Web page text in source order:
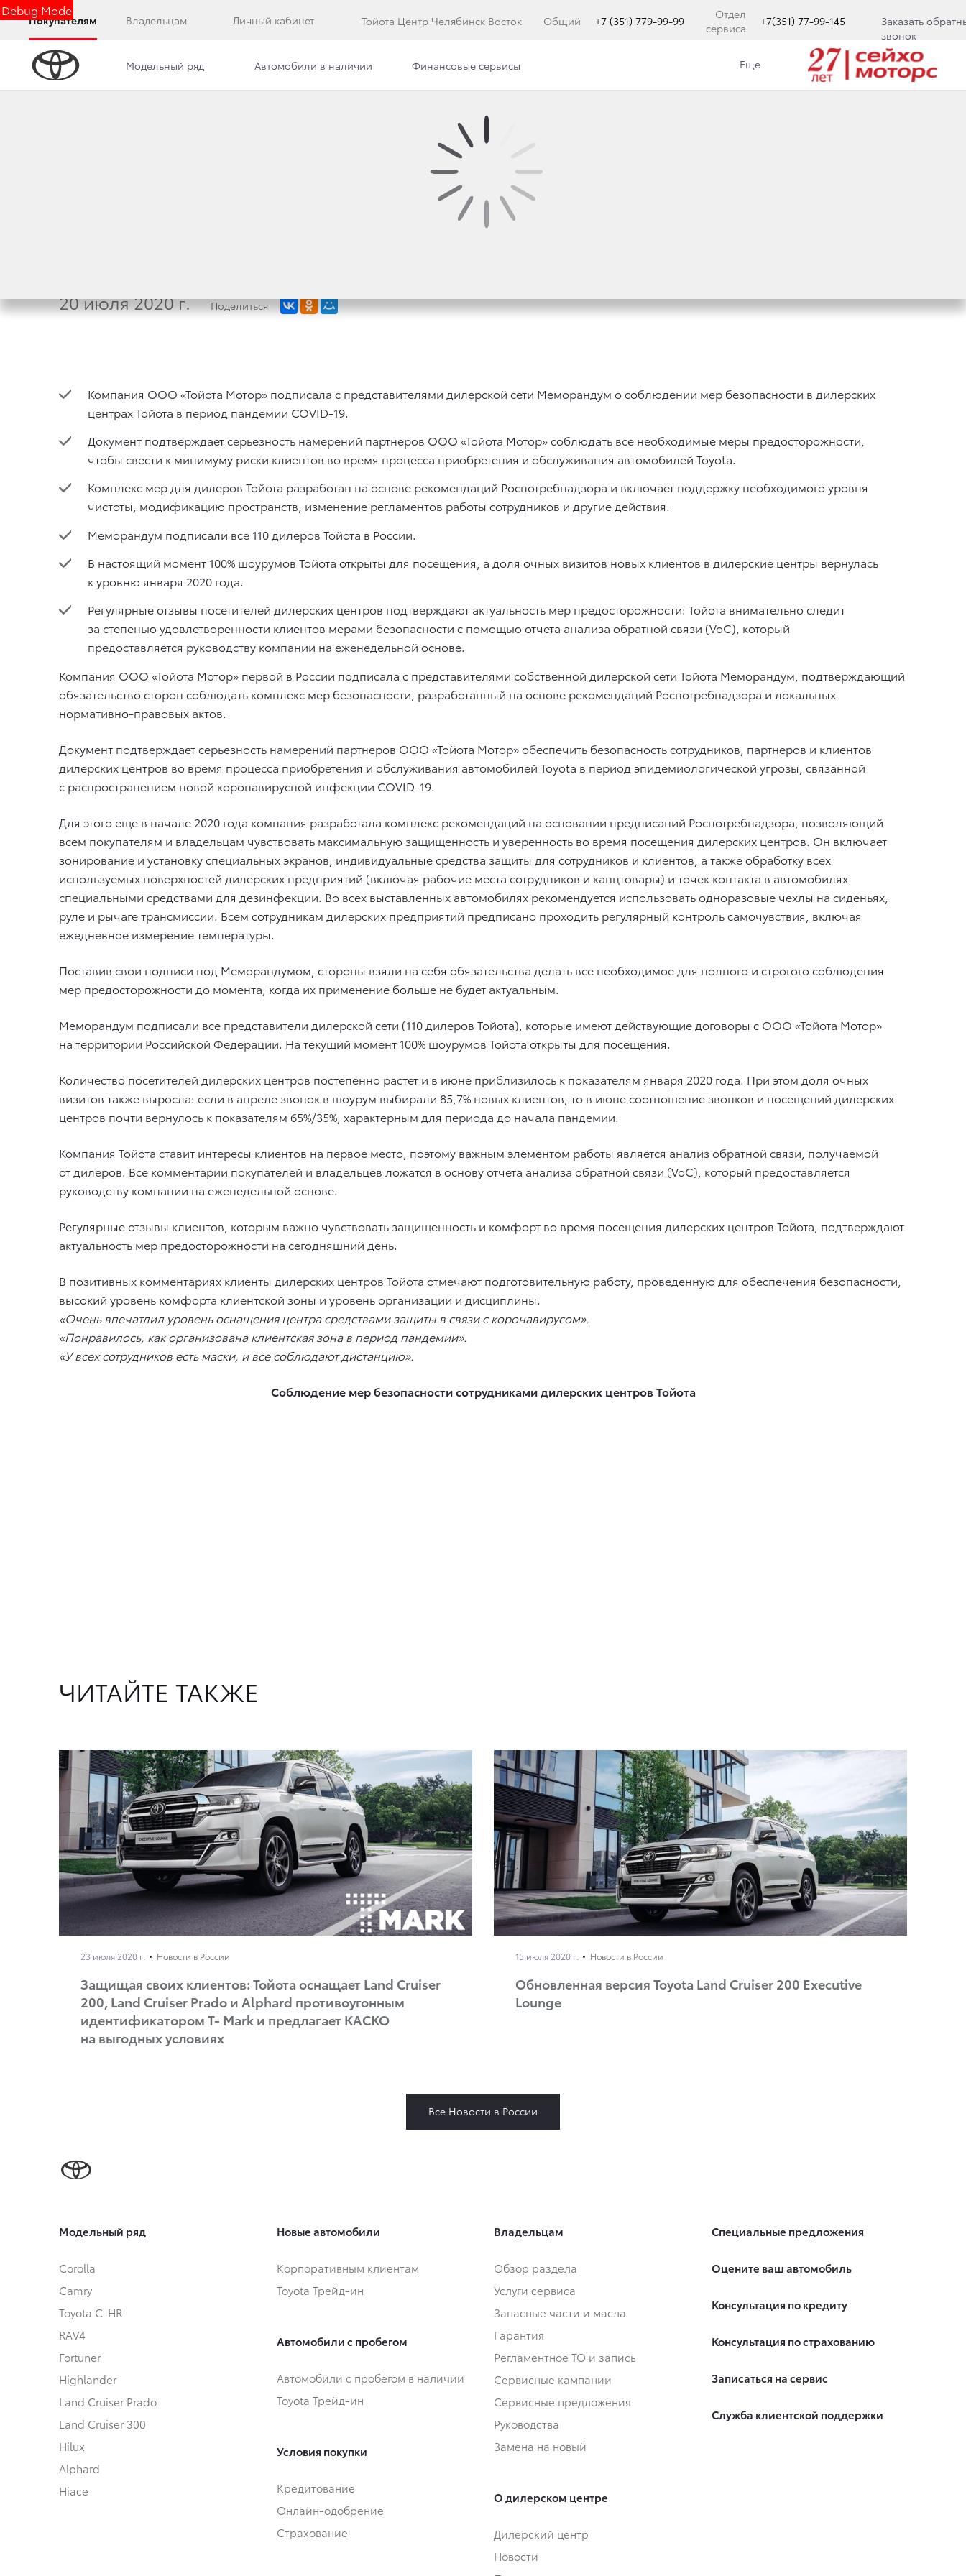
Debug Mode
Покупателям Владельцам Личный кабинет Тойота Центр Челябинск Восток Общий +7 (351) 779-99-99
Отдел
сервиса
+7(351) 77-99-145
Заказать
звонок
Модельный ряд Автомобили в наличии Финансовые сервисы Еще
Сотрудники
ООО «ТОЙОТА МОТОР» И ДИЛЕРЫ ТОЙОТА ПОДПИСАЛИ
МЕМОРАНДУМ О СОБЛЮДЕНИИ МЕР БЕЗОПАСНОСТИ
20 июля 2020 г. Поделиться
Компания ООО «Тойота Мотор» подписала с представителями дилерской сети Меморандум о соблюдении мер безопасности в дилерских
центрах Тойота в период пандемии COVID-19.
Документ подтверждает серьезность намерений партнеров ООО «Тойота Мотор» соблюдать все необходимые меры предосторожности,
чтобы свести к минимуму риски клиентов во время процесса приобретения и обслуживания автомобилей Toyota.
Комплекс мер для дилеров Тойота разработан на основе рекомендаций Роспотребнадзора и включает поддержку необходимого уровня
чистоты, модификацию пространств, изменение регламентов работы сотрудников и другие действия.
Меморандум подписали все 110 дилеров Тойота в России.
В настоящий момент 100% шоурумов Тойота открыты для посещения, а доля очных визитов новых клиентов в дилерские центры вернулась
к уровню января 2020 года.
Регулярные отзывы посетителей дилерских центров подтверждают актуальность мер предосторожности: Тойота внимательно следит
за степенью удовлетворенности клиентов мерами безопасности с помощью отчета анализа обратной связи (VoC), который
предоставляется руководству компании на еженедельной основе.
Компания ООО «Тойота Мотор» первой в России подписала с представителями собственной дилерской сети Тойота Меморандум, подтверждающий
обязательство сторон соблюдать комплекс мер безопасности, разработанный на основе рекомендаций Роспотребнадзора и локальных
нормативно-правовых актов.
Документ подтверждает серьезность намерений партнеров ООО «Тойота Мотор» обеспечить безопасность сотрудников, партнеров и клиентов
дилерских центров во время процесса приобретения и обслуживания автомобилей Toyota в период эпидемиологической угрозы, связанной
с распространением новой коронавирусной инфекции COVID-19.
Для этого еще в начале 2020 года компания разработала комплекс рекомендаций на основании предписаний Роспотребнадзора, позволяющий
всем покупателям и владельцам чувствовать максимальную защищенность и уверенность во время посещения дилерских центров. Он включает
зонирование и установку специальных экранов, индивидуальные средства защиты для сотрудников и клиентов, а также обработку всех
используемых поверхностей дилерских предприятий (включая рабочие места сотрудников и канцтовары) и точек контакта в автомобилях
специальными средствами для дезинфекции. Во всех выставленных автомобилях рекомендуется использовать одноразовые чехлы на сиденьях,
руле и рычаге трансмиссии. Всем сотрудникам дилерских предприятий предписано проходить регулярный контроль самочувствия, включая
ежедневное измерение температуры.
Поставив свои подписи под Меморандумом, стороны взяли на себя обязательства делать все необходимое для полного и строгого соблюдения
мер предосторожности до момента, когда их применение больше не будет актуальным.
Меморандум подписали все представители дилерской сети (110 дилеров Тойота), которые имеют действующие договоры с ООО «Тойота Мотор»
на территории Российской Федерации. На текущий момент 100% шоурумов Тойота открыты для посещения.
Количество посетителей дилерских центров постепенно растет и в июне приблизилось к показателям января 2020 года. При этом доля очных
визитов также выросла: если в апреле звонок в шоурум выбирали 85,7% новых клиентов, то в июне соотношение звонков и посещений дилерских
центров почти вернулось к показателям 65%/35%, характерным для периода до начала пандемии.
Компания Тойота ставит интересы клиентов на первое место, поэтому важным элементом работы является анализ обратной связи, получаемой
от дилеров. Все комментарии покупателей и владельцев ложатся в основу отчета анализа обратной связи (VoC), который предоставляется
руководству компании на еженедельной основе.
Регулярные отзывы клиентов, которым важно чувствовать защищенность и комфорт во время посещения дилерских центров Тойота, подтверждают
актуальность мер предосторожности на сегодняшний день.
В позитивных комментариях клиенты дилерских центров Тойота отмечают подготовительную работу, проведенную для обеспечения безопасности,
высокий уровень комфорта клиентской зоны и уровень организации и дисциплины.
«Очень впечатлил уровень оснащения центра средствами защиты в связи с коронавирусом».
«Понравилось, как организована клиентская зона в период пандемии».
«У всех сотрудников есть маски, и все соблюдают дистанцию».
Соблюдение мер безопасности сотрудниками дилерских центров Тойота
ЧИТАЙТЕ ТАКЖЕ
23 июля 2020 г. Новости в России
Защищая своих клиентов: Тойота оснащает Land Cruiser
200, Land Cruiser Prado и Alphard противоугонным
идентификатором Т- Mark и предлагает КАСКО
на выгодных условиях
15 июля 2020 г. Новости в России
Обновленная версия Toyota Land Cruiser 200 Executive
Lounge
Все Новости в России
Модельный ряд
Corolla
Camry
Toyota C-HR
RAV4
Fortuner
Highlander
Land Cruiser Prado
Land Cruiser 300
Hilux
Alphard
Hiace
Новые автомобили
Корпоративным клиентам
Toyota Трейд-ин
Автомобили с пробегом
Автомобили с пробегом в наличии
Toyota Трейд-ин
Условия покупки
Кредитование
Онлайн-одобрение
Страхование
Владельцам
Обзор раздела
Услуги сервиса
Запасные части и масла
Гарантия
Регламентное ТО и запись
Сервисные кампании
Сервисные предложения
Руководства
Замена на новый
О дилерском центре
Дилерский центр
Новости
Специальные предложения
Оцените ваш автомобиль
Консультация по кредиту
Консультация по страхованию
Записаться на сервис
Служба клиентской поддержки